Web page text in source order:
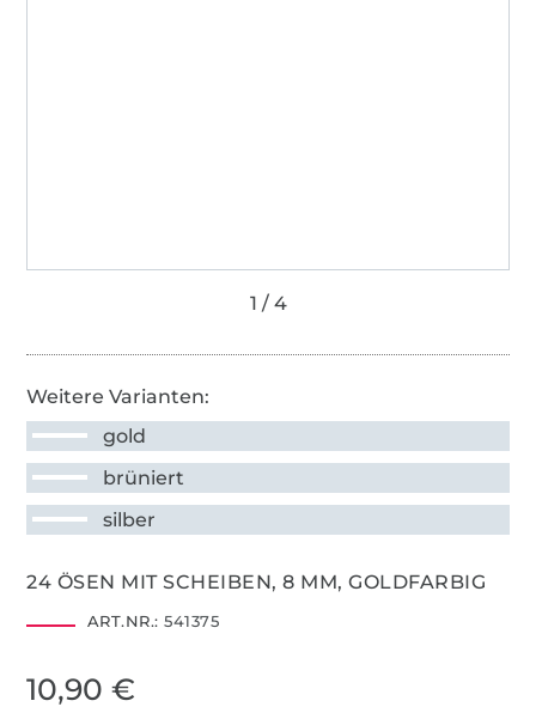
Weitere Varianten:
gold
brüniert
silber
24 ÖSEN MIT SCHEIBEN, 8 MM, GOLDFARBIG
ART.NR.: 541375
10,90 €